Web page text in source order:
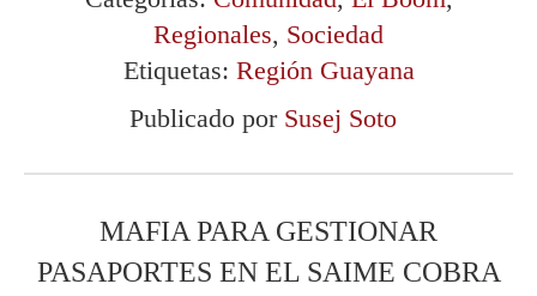
Regionales, Sociedad
Etiquetas: Región Guayana
Publicado por Susej Soto
MAFIA PARA GESTIONAR
PASAPORTES EN EL SAIME COBRA